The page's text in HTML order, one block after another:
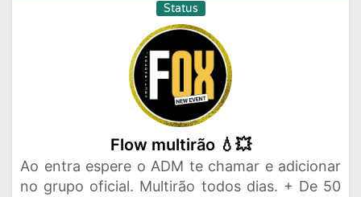
Status
Flow multirão 💧💥
Ao entra espere o ADM te chamar e adicionar
no grupo oficial. Multirão todos dias. + De 50